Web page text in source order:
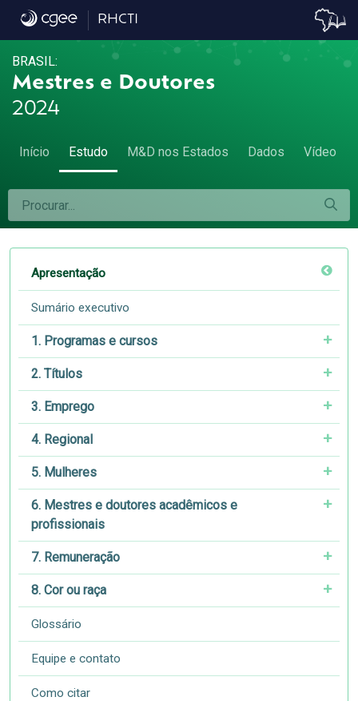
Apresentação - Apresentação
RHCTI
BRASIL:
Mestres e Doutores
2024
Início Estudo M&D nos Estados Dados Vídeo
Apresentação
Sumário executivo
1. Programas e cursos
2. Títulos
3. Emprego
4. Regional
5. Mulheres
6. Mestres e doutores acadêmicos e
profissionais
7. Remuneração
8. Cor ou raça
Glossário
Equipe e contato
Como citar